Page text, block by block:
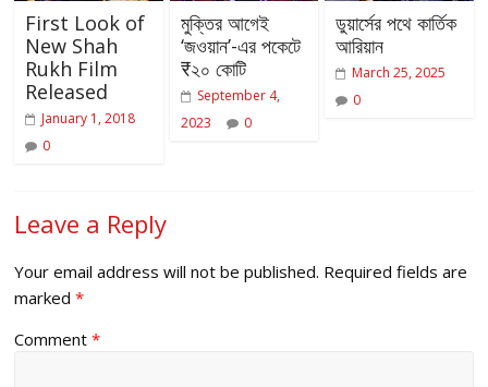
First Look of
New Shah
Rukh Film
Released
January 1, 2018
0
মুক্তির আগেই
‘জওয়ান’-এর পকেটে
₹২০ কোটি
September 4,
2023
0
ডুয়ার্সের পথে কার্তিক
আরিয়ান
March 25, 2025
0
Leave a Reply
Your email address will not be published. Required fields are
marked*
Comment*